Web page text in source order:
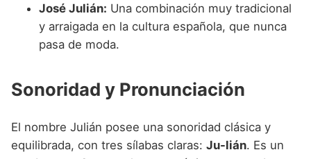
José Julián: Una combinación muy tradicional
y arraigada en la cultura española, que nunca
pasa de moda.
Sonoridad y Pronunciación
El nombre Julián posee una sonoridad clásica y
equilibrada, con tres sílabas claras: Ju-lián. Es un